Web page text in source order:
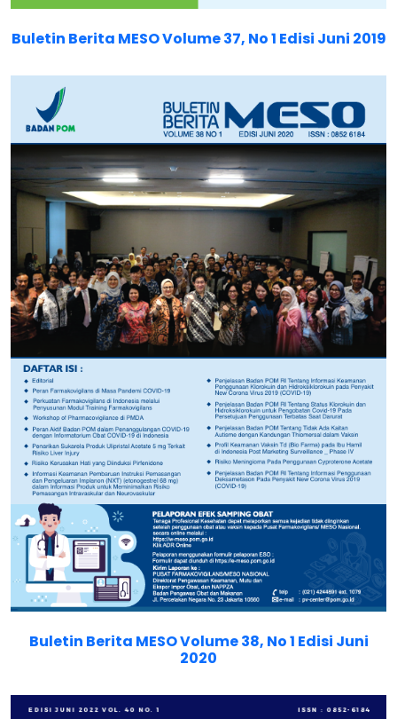
Buletin Berita MESO Volume 37, No 1 Edisi Juni 2019
Buletin Berita MESO Volume 38, No 1 Edisi Juni
2020